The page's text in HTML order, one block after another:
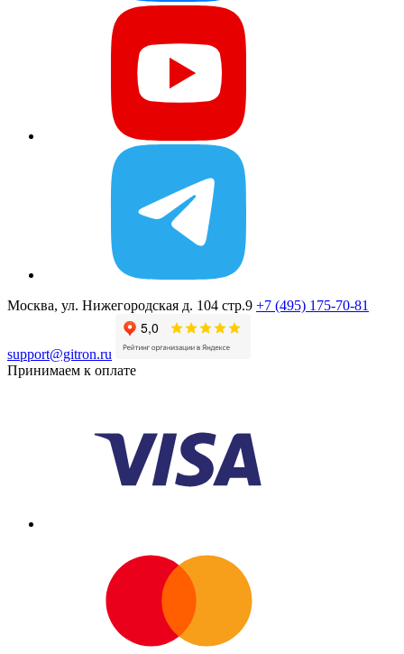
Москва, ул. Нижегородская д. 104 стр.9 +7 (495) 175-70-81
support@gitron.ru
Принимаем к оплате